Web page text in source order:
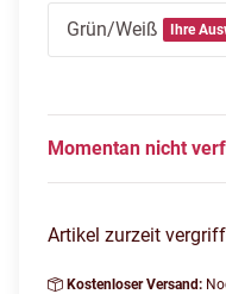
Grün/Weiß Ihre
Momentan nicht
Artikel zurzeit
Kostenloser Versand: